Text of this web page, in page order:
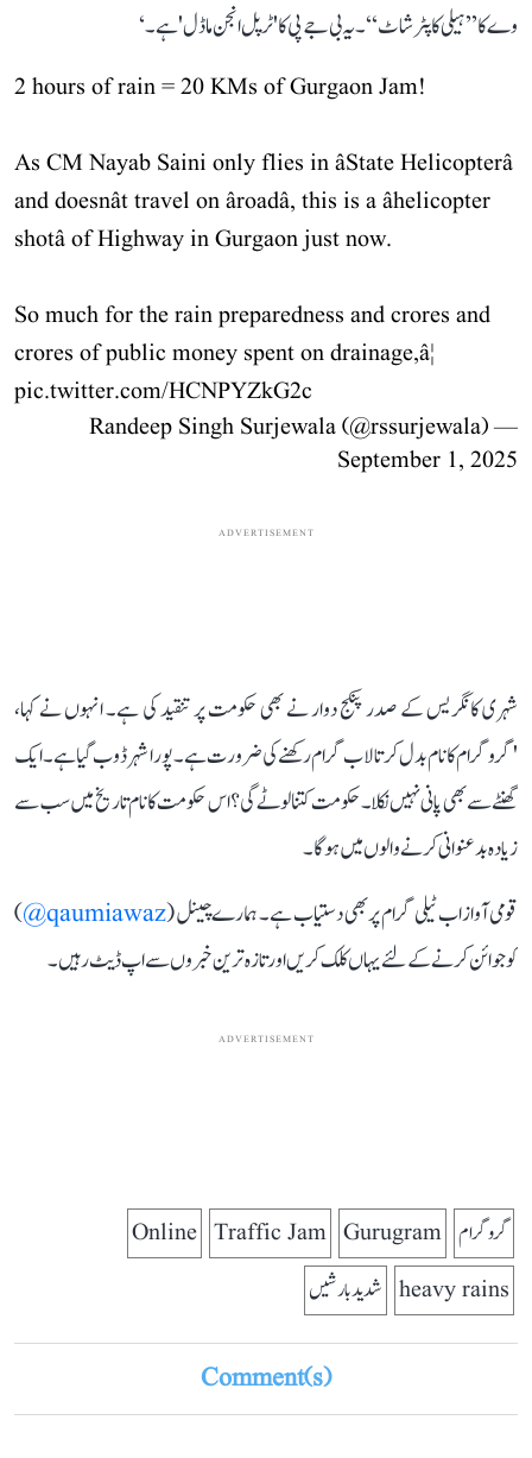
وے کا ’’ہیلی کاپٹر شاٹ‘‘ ۔ یہ بی جے پی کا 'ٹرپل انجن ماڈل' ہے۔‘
2 hours of rain = 20 KMs of Gurgaon Jam!
As CM Nayab Saini only flies in âState Helicopterâ
and doesnât travel on âroadâ, this is a âhelicopter
shotâ of Highway in Gurgaon just now.
So much for the rain preparedness and crores and
crores of public money spent on drainage,â¦
pic.twitter.com/HCNPYZkG2c
— Randeep Singh Surjewala (@rssurjewala)
September 1, 2025
ADVERTISEMENT
شہری کانگریس کے صدر پنکج دوار نے بھی حکومت پر تنقید کی ہے۔ انہوں نے کہا،
'گروگرام کا نام بدل کر تا لاب گرام رکھنے کی ضرورت ہے۔ پورا شہر ڈوب گیا ہے۔ ایک
گھنٹے سے بھی پانی نہیں نکلا۔ حکومت کتنا لوٹے گی؟ اس حکومت کا نام تاریخ میں سب سے
زیادہ بدعنوانی کرنے والوں میں ہوگا۔
قومی آواز اب ٹیلی گرام پر بھی دستیاب ہے۔ ہمارے چینل (qaumiawaz@
)
کو جوائن کرنے کے لئے یہاں کلک کریں اور تازہ ترین خبروں سے اپ ڈیٹ رہیں۔
ADVERTISEMENT
گروگرام Gurugram
Traffic Jam
Online
heavy rains شدید بارشیں
Comment(s)